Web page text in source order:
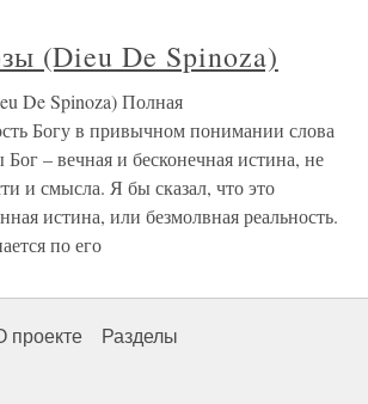
(Dieu De Spinoza)
De Spinoza) Полная
Богу в привычном понимании слова
– вечная и бесконечная истина, не
и смысла. Я бы сказал, что это
истина, или безмолвная реальность.
по его
проекте Разделы